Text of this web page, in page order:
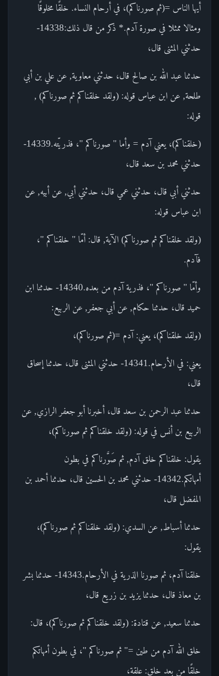
أيها الناس =(ثم صورناكم)، في أرحام النساء. خلقًا مخلوقًا
ومثالا ممثلا في صورة آدم.* ذكر من قال ذلك:14338-
حدثني المثنى قال،
حدثنا عبد الله بن صالح قال، حدثني معاوية, عن علي بن أبي
طلحة, عن ابن عباس قوله: (ولقد خلقناكم ثم صورناكم) ,
قوله:
(خلقناكم)، يعني آدم = وأما " صورناكم "، فذريّته.14339-
حدثني محمد بن سعد قال،
حدثني أبي قال، حدثني عمي قال، حدثني أبي, عن أبيه, عن
ابن عباس قوله:
(ولقد خلقناكم ثم صورناكم) الآية, قال: أمّا " خلقناكم "،
فآدم.
وأمّا " صورناكم "، فذرية آدم من بعده.14340- حدثنا ابن
حميد قال، حدثنا حكام, عن أبي جعفر, عن الربيع:
(ولقد خلقناكم)، يعني: آدم =(ثم صورناكم)،
يعني: في الأرحام.14341- حدثني المثنى قال، حدثنا إسحاق
قال،
حدثنا عبد الرحمن بن سعد قال، أخبرنا أبو جعفر الرازي, عن
الربيع بن أنس في قوله: (ولقد خلقناكم ثم صورناكم)،
يقول: خلقناكم خلق آدم, ثم صَوَّرناكم في بطون
أمهاتكم.14342- حدثني محمد بن الحسين قال، حدثنا أحمد بن
المفضل قال،
حدثنا أسباط, عن السدي: (ولقد خلقناكم ثم صورناكم)،
يقول:
خلقنا آدم، ثم صورنا الذرية في الأرحام.14343- حدثنا بشر
بن معاذ قال، حدثنا يزيد بن زريع قال،
حدثنا سعيد, عن قتادة: (ولقد خلقناكم ثم صورناكم)، قال:
خلق الله آدم من طين =" ثم صورناكم "، في بطون أمهاتكم
خلقًا من بعد خلق: علقة،